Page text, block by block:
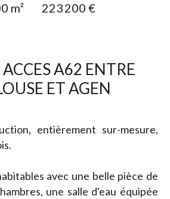
m² 223 200 €
A62 ENTRE
ET AGEN
entièrement sur-mesure,
avec une belle pièce de
une salle d'eau équipée